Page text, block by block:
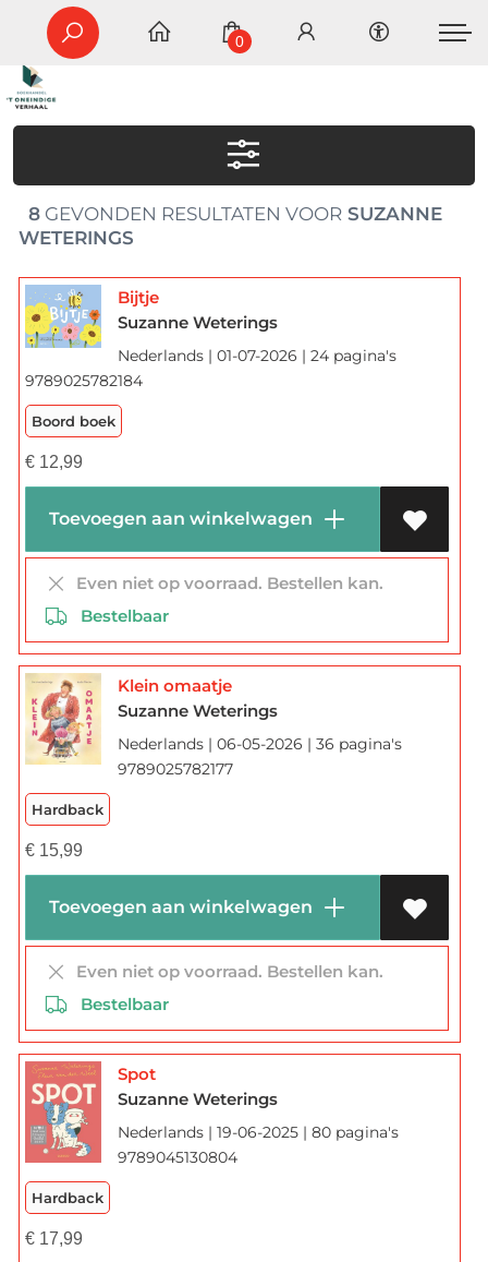
0
8GEVONDEN RESULTATEN VOORSUZANNE
WETERINGS
Bijtje
Suzanne Weterings
Nederlands | 01-07-2026 | 24 pagina's
9789025782184
Boord boek
€12,99
Toevoegen aan winkelwagen
Even niet op voorraad. Bestellen kan.
Bestelbaar
Klein omaatje
Suzanne Weterings
Nederlands | 06-05-2026 | 36 pagina's
9789025782177
Hardback
€15,99
Toevoegen aan winkelwagen
Even niet op voorraad. Bestellen kan.
Bestelbaar
Spot
Suzanne Weterings
Nederlands | 19-06-2025 | 80 pagina's
9789045130804
Hardback
€17,99